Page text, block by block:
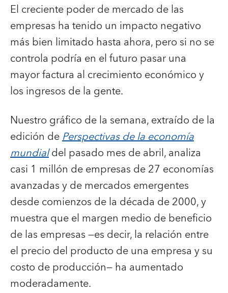
El creciente poder de mercado de las
empresas ha tenido un impacto negativo
más bien limitado hasta ahora, pero si no se
controla podría en el futuro pasar una
mayor factura al crecimiento económico y
los ingresos de la gente.
Nuestro gráfico de la semana, extraído de la
edición dePerspectivas de la economía
mundialdel pasado mes de abril, analiza
casi 1 millón de empresas de 27 economías
avanzadas y de mercados emergentes
desde comienzos de la década de 2000, y
muestra que el margen medio de beneficio
de las empresas —es decir, la relación entre
el precio del producto de una empresa y su
costo de producción— ha aumentado
moderadamente.